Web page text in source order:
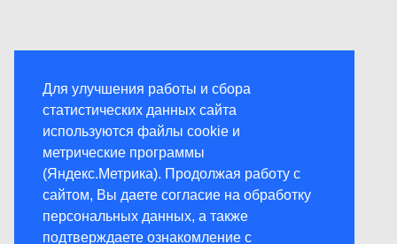
Для улучшения работы и сбора
статистических данных сайта
используются файлы cookie и
метрические программы
(Яндекс.Метрика). Продолжая работу с
сайтом, Вы даете согласие на обработку
персональных данных, а также
подтверждаете ознакомление с